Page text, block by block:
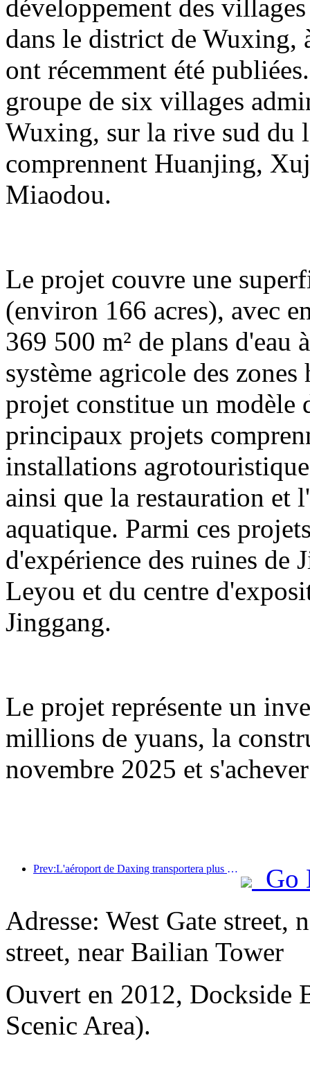
développement des
dans le district de Wuxing,
ont récemment été
groupe de six villages
Wuxing, sur la rive sud du
comprennent Huanjing,
Miaodou.
Le projet couvre une
(environ 166 acres), avec
369 500 m² de plans d'eau
système agricole des
projet constitue un modèle
principaux projets
installations
ainsi que la restauration et
aquatique. Parmi ces
d'expérience des ruines de
Leyou et du centre
Jinggang.
Le projet représente un
millions de yuans, la
novembre 2025 et
Prev:L'aéroport de Daxing transportera plus de 1,3 million de passagers pendant les vacances de la « Fête nationale » en 2025
Go
Adresse: West Gate street,
street, near Bailian Tower
Ouvert en 2012, Dockside
Scenic Area).